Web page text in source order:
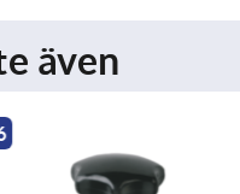
även